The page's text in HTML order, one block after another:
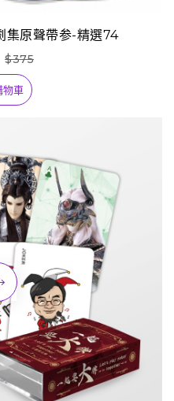
集原聲帶参-精選74
$375
物車